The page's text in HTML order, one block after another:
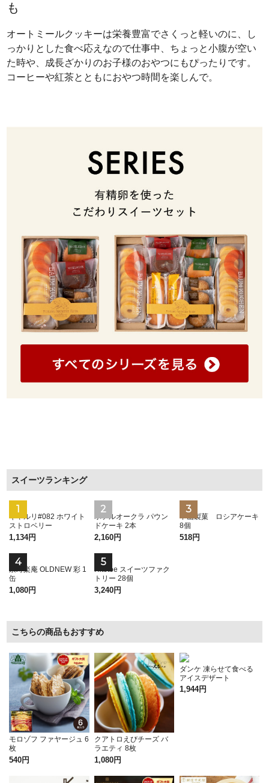
も
オートミールクッキーは栄養豊富でさくっと軽いのに、し
っかりとした食べ応えなので仕事中、ちょっと小腹が空い
た時や、成長ざかりのお子様のおやつにもぴったりです。
コーヒーや紅茶とともにおやつ時間を楽しんで。